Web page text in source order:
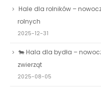
Hale dla rolników –
rolnych
2025-12-31
🐄 Hala dla bydła –
zwierząt
2025-08-05